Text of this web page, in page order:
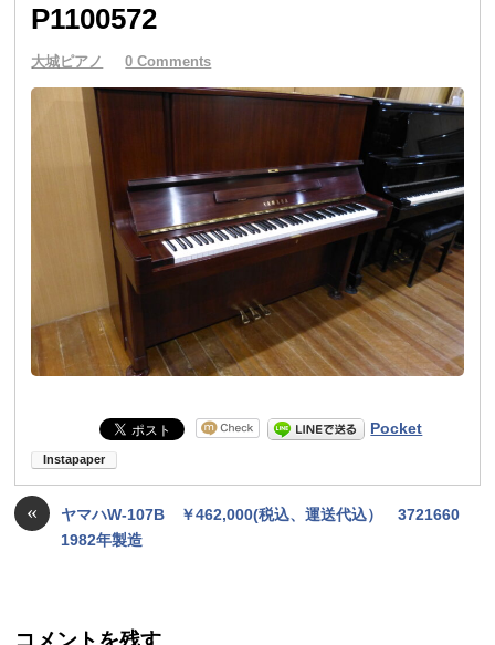
P1100572
大城ピアノ 0 Comments
Pocket
«
ヤマハW-107B ￥462,000(税込、運送代込） 3721660
1982年製造
コメントを残す